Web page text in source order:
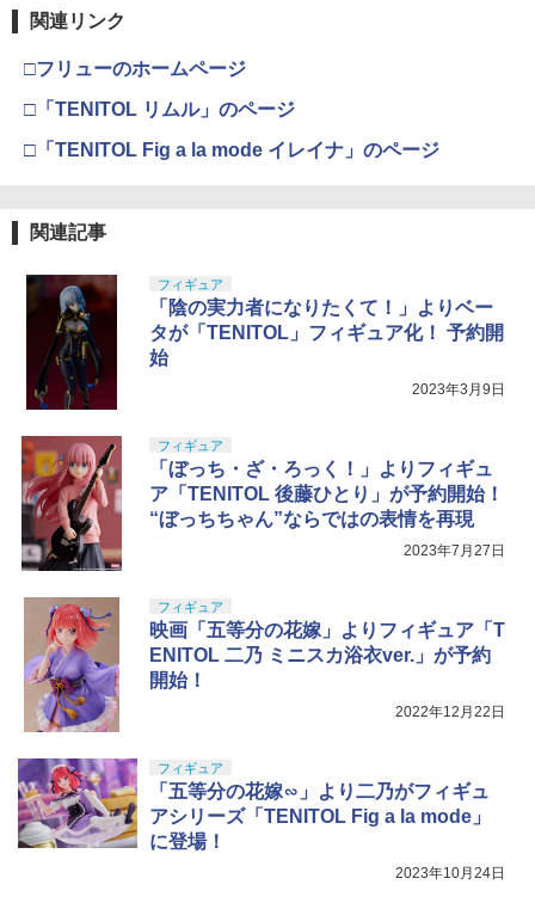
4
TAMASHII NATIONS S.H.フィギュアー
ツ 呪術廻戦 伏黒甚爾 約155mm PVC&A
BS製 塗装済み可動フィギュア
5
ツ 攻殻機動隊 THE GHOST IN THE SHE
LL 草薙素子 約140mm PVC&ABS製 塗
装済み可動フィギュア
BANDAI SPIRITS(バンダイ スピリッツ)
30MM xEXM-000 ゼノヴァルト 1/144ス
ケール 色分け済みプラモデル
Sachiプラモ VERTヤスリ Type-S 【プ
ロモデラー共同開発】 超極細 ガラスヤ
スリ ５点セット ガンプラ プラモデル ゲ
コッキングライフル ブラック
￥4,761
4
タミヤ(TAMIYA) メイクアップ材シリー
ズ No.3 タミヤセメント(角びん) 40ml 模
型用接着剤 87003
￥184
5
￥710
関連リンク
□フリューのホームページ
□「TENITOL リムル」のページ
□「TENITOL Fig a la mode イレイナ」のページ
関連記事
フィギュア
「陰の実力者になりたくて！」よりベー
タが「TENITOL」フィギュア化！ 予約開
始
2023年3月9日
フィギュア
「ぼっち・ざ・ろっく！」よりフィギュ
ア「TENITOL 後藤ひとり」が予約開始！
“ぼっちちゃん”ならではの表情を再現
2023年7月27日
フィギュア
映画「五等分の花嫁」よりフィギュア「T
ENITOL 二乃 ミニスカ浴衣ver.」が予約
開始！
2022年12月22日
フィギュア
「五等分の花嫁∽」より二乃がフィギュ
アシリーズ「TENITOL Fig a la mode」
に登場！
2023年10月24日